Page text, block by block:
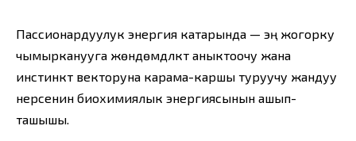
Пассионардуулук энергия катарында — эң жогорку
чымырканууга жөндөмдүүлүктү аныктоочу жана
инстинкт векторуна карама-каршы туруучу жандуу
нерсенин биохимиялык энергиясынын ашып-
ташышы.